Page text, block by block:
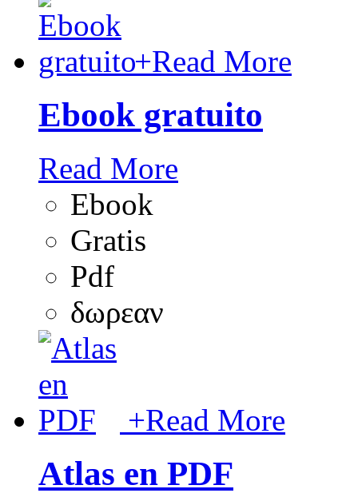
+Read More
Ebook gratuito
Read More
Ebook
Gratis
Pdf
δωρεαν
+Read More
Atlas en PDF